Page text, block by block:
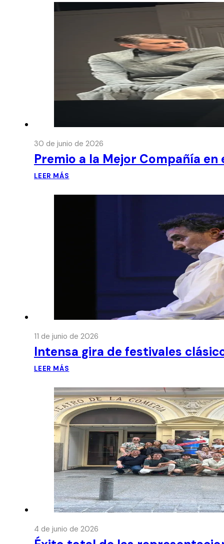
30 de junio de 2026
Premio a la Mejor Compañía en
LEER MÁS
11 de junio de 2026
Intensa gira de festivales
LEER MÁS
4 de junio de 2026